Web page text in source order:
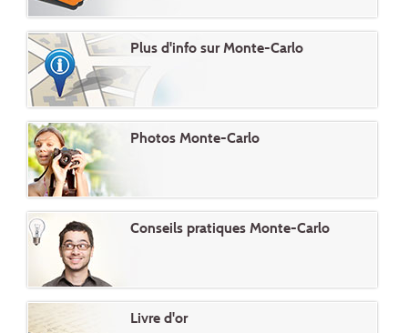
Plus d'info sur Monte-Carlo
Photos Monte-Carlo
Conseils pratiques Monte-Carlo
Livre d'or